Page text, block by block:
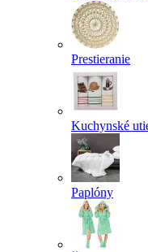
Prestieranie
Kuchynské
Paplóny